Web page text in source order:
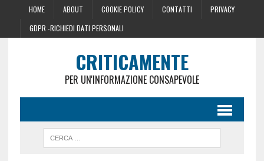
HOME ABOUT COOKIE POLICY CONTATTI
PRIVACY
GDPR -RICHIEDI DATI PERSONALI
CRITICAMENTE
PER UN'INFORMAZIONE CONSAPEVOLE